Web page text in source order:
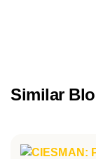
Similar